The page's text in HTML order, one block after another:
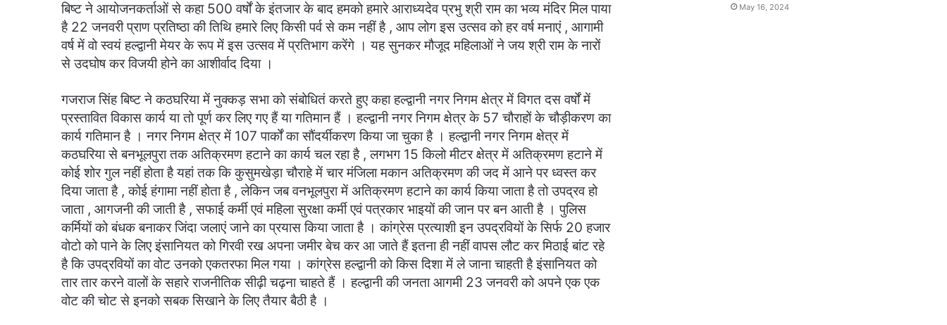
बिष्ट ने आयोजनकर्ताओं से कहा 500 वर्षों के इंतजार के बाद हमको हमारे आराध्यदेव प्रभु श्री राम का भव्य मंदिर मिल पाया
है 22 जनवरी प्राण प्रतिष्ठा की तिथि हमारे लिए किसी पर्व से कम नहीं है , आप लोग इस उत्सव को हर वर्ष मनाएं , आगामी
वर्ष में वो स्वयं हल्द्वानी मेयर के रूप में इस उत्सव में प्रतिभाग करेंगे । यह सुनकर मौजूद महिलाओं ने जय श्री राम के नारों
से उदघोष कर विजयी होने का आशीर्वाद दिया ।
गजराज सिंह बिष्ट ने कठघरिया में नुक्कड़ सभा को संबोधितं करते हुए कहा हल्द्वानी नगर निगम क्षेत्र में विगत दस वर्षों में
प्रस्तावित विकास कार्य या तो पूर्ण कर लिए गए हैं या गतिमान हैं । हल्द्वानी नगर निगम क्षेत्र के 57 चौराहों के चौड़ीकरण का
कार्य गतिमान है । नगर निगम क्षेत्र में 107 पार्कों का सौंदर्यीकरण किया जा चुका है । हल्द्वानी नगर निगम क्षेत्र में
कठघरिया से बनभूलपुरा तक अतिक्रमण हटाने का कार्य चल रहा है , लगभग 15 किलो मीटर क्षेत्र में अतिक्रमण हटाने में
कोई शोर गुल नहीं होता है यहां तक कि कुसुमखेड़ा चौराहे में चार मंजिला मकान अतिक्रमण की जद में आने पर ध्वस्त कर
दिया जाता है , कोई हंगामा नहीं होता है , लेकिन जब वनभूलपुरा में अतिक्रमण हटाने का कार्य किया जाता है तो उपद्रव हो
जाता , आगजनी की जाती है , सफाई कर्मी एवं महिला सुरक्षा कर्मी एवं पत्रकार भाइयों की जान पर बन आती है । पुलिस
कर्मियों को बंधक बनाकर जिंदा जलाएं जाने का प्रयास किया जाता है । कांग्रेस प्रत्याशी इन उपद्रवियों के सिर्फ 20 हजार
वोटो को पाने के लिए इंसानियत को गिरवी रख अपना जमीर बेच कर आ जाते हैं इतना ही नहीं वापस लौट कर मिठाई बांट रहे
है कि उपद्रवियों का वोट उनको एकतरफा मिल गया । कांग्रेस हल्द्वानी को किस दिशा में ले जाना चाहती है इंसानियत को
तार तार करने वालों के सहारे राजनीतिक सीढ़ी चढ़ना चाहते हैं । हल्द्वानी की जनता आगमी 23 जनवरी को अपने एक एक
वोट की चोट से इनको सबक सिखाने के लिए तैयार बैठी है ।
May 16, 2024